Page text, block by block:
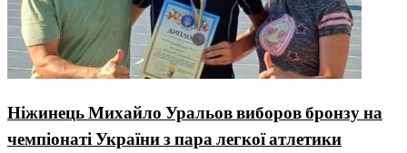
Ніжинець Михайло Уральов виборов бронзу на
чемпіонаті України з пара легкої атлетики